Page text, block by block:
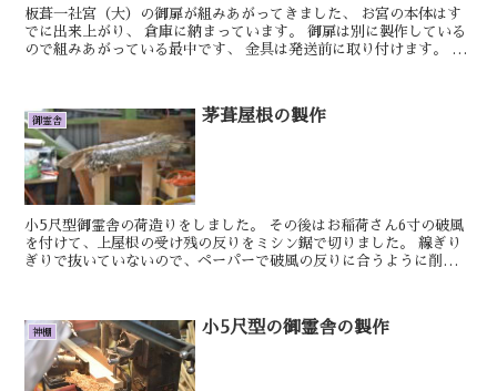
板葺一社宮（大）の御扉が組みあがってきました、 お宮の本体はす
でに出来上がり、 倉庫に納まっています。 御扉は別に製作している
ので組みあがっている最中です、 金具は発送前に取り付けます。 板
御霊舎 茅葺屋根の製作
小5尺型御霊舎の荷造りをしました。 その後はお稲荷さん6寸の破風
を付けて、上屋根の受け残の反りをミシン鋸で切りました。 線ぎり
ぎりで抜いていないので、ペーパーで破風の反りに合うように削りま
神棚 小5尺型の御霊舎の製作